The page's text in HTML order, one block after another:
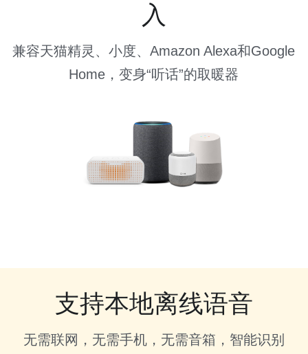
入
兼容天猫精灵、小度、Amazon Alexa和Google
Home，变身“听话”的取暖器
支持本地离线语音
无需联网，无需手机，无需音箱，智能识别